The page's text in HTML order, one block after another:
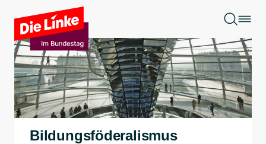
Zum Hauptinhalt springen
Bildungsföderalismus